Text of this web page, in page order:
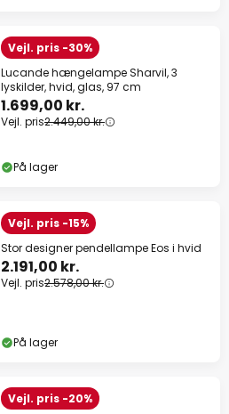
Vejl. pris -30%
Lucande hængelampe Sharvil, 3
lyskilder, hvid, glas, 97 cm
1.699,00 kr.
Vejl. pris2.449,00 kr.
På lager
Vejl. pris -15%
Stor designer pendellampe Eos i hvid
2.191,00 kr.
Vejl. pris2.578,00 kr.
På lager
Vejl. pris -20%